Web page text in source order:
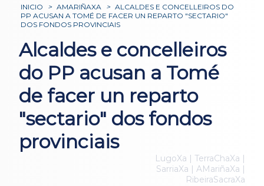
INICIO > AMARIÑAXA > ALCALDES E CONCELLEIROS DO
PP ACUSAN A TOMÉ DE FACER UN REPARTO "SECTARIO"
DOS FONDOS PROVINCIAIS
Alcaldes e concelleiros
do PP acusan a Tomé
de facer un reparto
"sectario" dos fondos
provinciais
LugoXa | TerraChaXa |
SarriaXa | AMariñaXa |
RibeiraSacraXa